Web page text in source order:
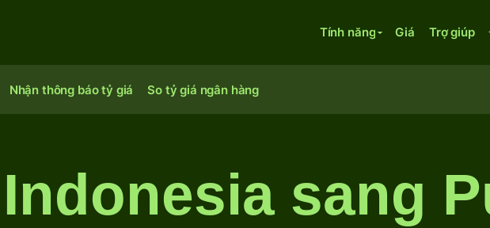
Tính năng Giá Trợ giúp
Nhận thông báo tỷ giá So tỷ giá ngân hàng
sang